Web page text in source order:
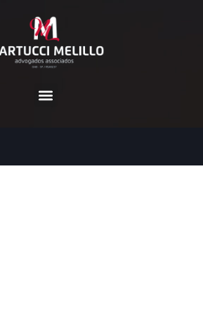
março de 202
3